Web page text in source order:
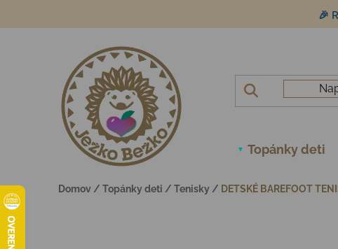
🎉
Topánky deti
Domov / Topánky deti / Tenisky / DETSKÉ BAREFOOT